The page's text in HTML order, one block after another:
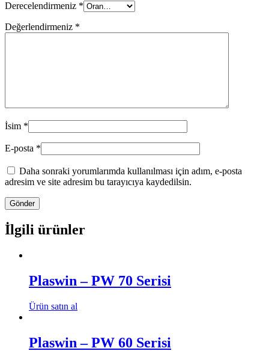
Derecelendirmeniz *
Değerlendirmeniz *
İsim *
E-posta *
Daha sonraki yorumlarımda kullanılması için adım, e-posta
adresim ve site adresim bu tarayıcıya kaydedilsin.
İlgili ürünler
Plaswin – PW 70 Serisi
Ürün satın al
Plaswin – PW 60 Serisi